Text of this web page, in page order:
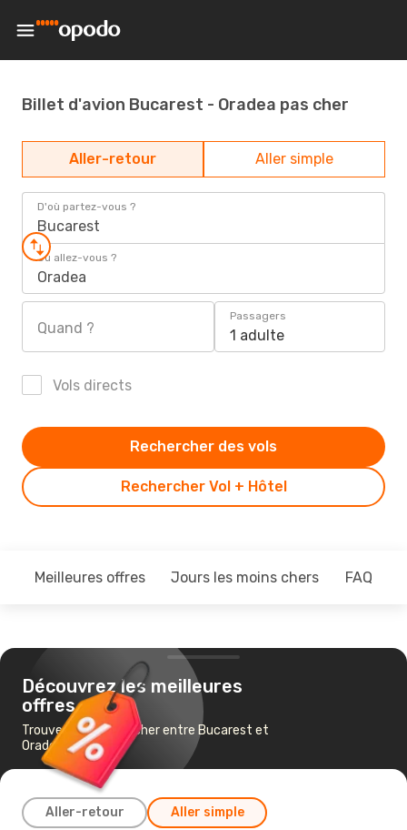
Billet d'avion Bucarest - Oradea pas cher
Aller-retour Aller simple
D'où partez-vous ?
Bucarest
Où allez-vous ?
Oradea
Quand ?
Passagers
1 adulte
Vols directs
Rechercher Vol + Hôtel
Rechercher des vols
Meilleures offres Jours les moins chers FAQ
Découvrez les meilleures
offres
Trouvez un vol pas cher entre Bucarest et
Oradea
Aller-retour Aller simple